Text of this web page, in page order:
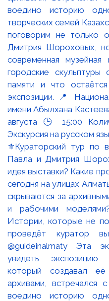
⚜️Кураторский тур по
Павла и Дмитрия
идея выставки? Какие
сегодня на улицах
скрываются за
и рабочими
Истории, которые не
проведёт куратор
@guideinalmaty Эта
увидеть экспозицию
который создавал
архивами, встречался
воедино историю